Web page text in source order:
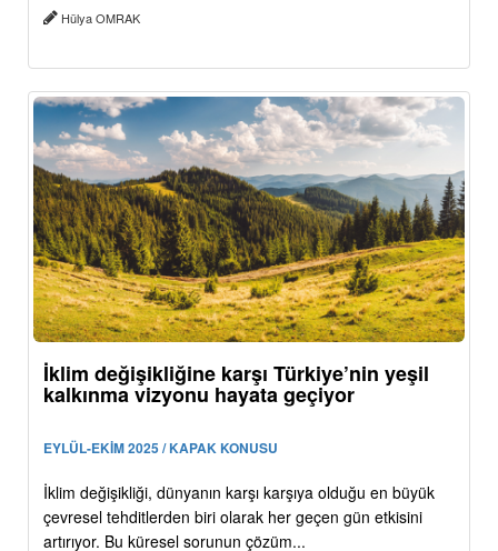
Hülya OMRAK
İklim değişikliğine karşı Türkiye’nin yeşil
kalkınma vizyonu hayata geçiyor
EYLÜL-EKİM 2025 / KAPAK KONUSU
İklim değişikliği, dünyanın karşı karşıya olduğu en büyük
çevresel tehditlerden biri olarak her geçen gün etkisini
artırıyor. Bu küresel sorunun çözüm...